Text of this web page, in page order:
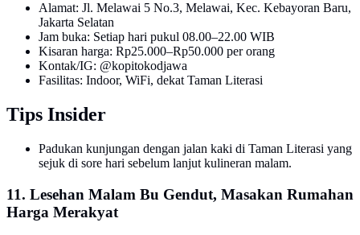
Alamat: Jl. Melawai 5 No.3, Melawai, Kec. Kebayoran Baru,
Jakarta Selatan
Jam buka: Setiap hari pukul 08.00–22.00 WIB
Kisaran harga: Rp25.000–Rp50.000 per orang
Kontak/IG: @kopitokodjawa
Fasilitas: Indoor, WiFi, dekat Taman Literasi
Tips Insider
Padukan kunjungan dengan jalan kaki di Taman Literasi yang
sejuk di sore hari sebelum lanjut kulineran malam.
11. Lesehan Malam Bu Gendut, Masakan Rumahan
Harga Merakyat